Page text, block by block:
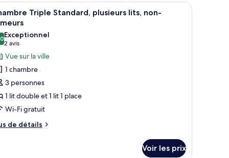
à motifs floraux.
bureau avec un ordinateur, une chaise, une fenêtre donnant sur un
:
Une chambre d’hôtel avec deux lits, une
38
Triple Standard, plusieurs lits, non-
sur 10
Exceptionnel
2 avis
(2 avis)
Vue sur la ville
1 chambre
3 personnes
1 lit double et 1 lit 1 place
Wi-Fi gratuit
de détails
Voir les prix